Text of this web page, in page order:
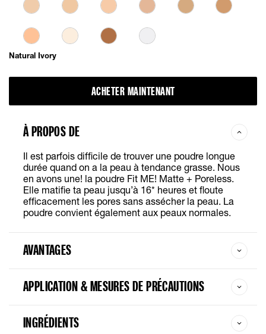
Natural Ivory
ACHETER MAINTENANT
À PROPOS DE
Il est parfois difficile de trouver une poudre longue
durée quand on a la peau à tendance grasse. Nous
en avons une! la poudre Fit ME! Matte + Poreless.
Elle matifie ta peau jusqu’à 16* heures et floute
efficacement les pores sans assécher la peau. La
poudre convient également aux peaux normales.
AVANTAGES
APPLICATION & MESURES DE PRÉCAUTIONS
INGRÉDIENTS